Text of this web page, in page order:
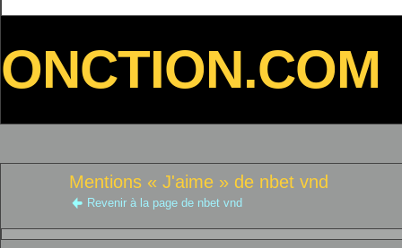
ONCTION.COM
Mentions « J'aime » de nbet vnd
Revenir à la page de nbet vnd